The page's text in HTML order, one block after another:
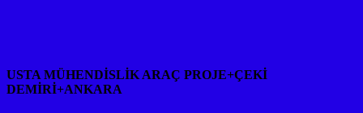
USTA MÜHENDİSLİK ARAÇ PROJE+ÇEKİ
DEMİRİ+ANKARA